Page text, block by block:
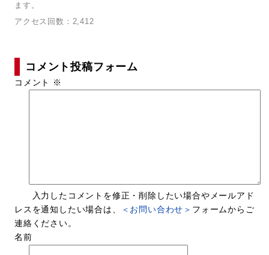
ます。
アクセス回数：2,412
コメント投稿フォーム
コメント ※
入力したコメントを修正・削除したい場合やメールアド
レスを通知したい場合は、
＜お問い合わせ＞ フォームからご
連絡ください。
名前